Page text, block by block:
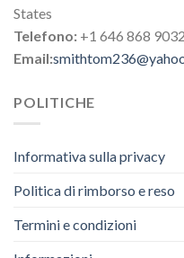
States
Telefono: +1 646 868 9032
Email:
POLITICHE
Informativa sulla privacy
Politica di rimborso e reso
Termini e condizioni